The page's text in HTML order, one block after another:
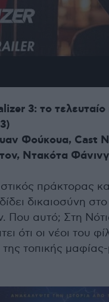
3: το
Φούκουα, Cast
Ντακότα
πράκτορας
δικαιοσύνη
Που αυτό; Στη
ότι οι νέοι του
της τοπικής